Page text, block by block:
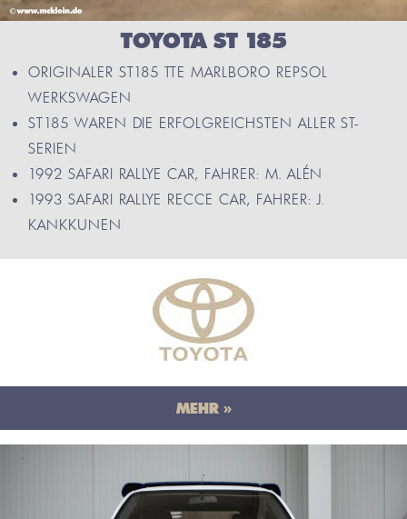
TOYOTA ST 185
ORIGINALER ST185 TTE MARLBORO REPSOL
WERKSWAGEN
ST185 WAREN DIE ERFOLGREICHSTEN ALLER ST-
SERIEN
1992 SAFARI RALLYE CAR, FAHRER: M. ALÉN
1993 SAFARI RALLYE RECCE CAR, FAHRER: J.
KANKKUNEN
MEHR »